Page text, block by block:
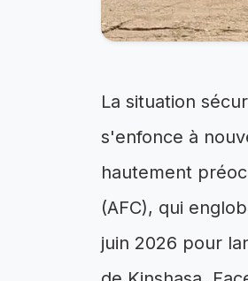
La situation
s'enfonce à
hautement
(AFC), qui
juin 2026 pour